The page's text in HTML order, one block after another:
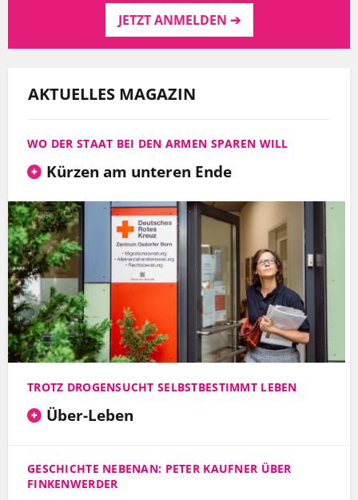
JETZT ANMELDEN ➔
AKTUELLES MAGAZIN
WO DER STAAT BEI DEN ARMEN SPAREN WILL
Kürzen am unteren Ende
TROTZ DROGENSUCHT SELBSTBESTIMMT LEBEN
Über-Leben
GESCHICHTE NEBENAN: PETER KAUFNER ÜBER
FINKENWERDER